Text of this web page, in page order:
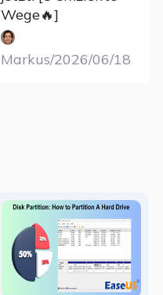
Wege🔥]
Markus/2026/06/18